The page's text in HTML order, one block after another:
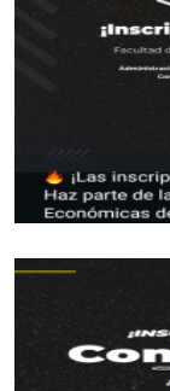
La lista
Atletismo:
Alexander
Briyitt Maritza
Chagüendo,
Actividades
Liza
Estupiñan.